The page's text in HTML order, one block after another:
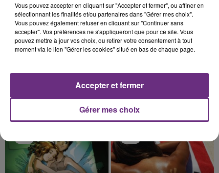
6h04
6h04 6h00
6h00
Mr Know It All
Vous pouvez accepter en cliquant sur "Accepter et fermer", ou affiner en
sélectionnant les finalités et/ou partenaires dans "Gérer mes choix".
Vous pouvez également refuser en cliquant sur "Continuer sans
accepter". Vos préférences ne s'appliqueront que pour ce site. Vous
pouvez mettre à jour vos choix, ou retirer votre consentement à tout
moment via le lien "Gérer les cookies" situé en bas de chaque page.
Gérer mes choix
Accepter et fermer